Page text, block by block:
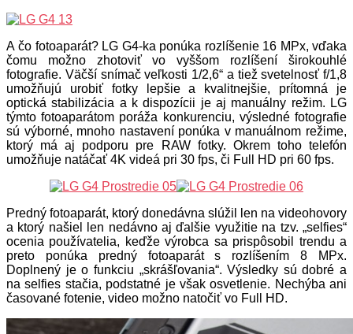
A čo fotoaparát? LG G4-ka ponúka rozlíšenie 16 MPx, vďaka
čomu možno zhotoviť vo vyššom rozlíšení širokouhlé
fotografie. Väčší snímač veľkosti 1/2,6“ a tiež svetelnosť f/1,8
umožňujú urobiť fotky lepšie a kvalitnejšie, prítomná je
optická stabilizácia a k dispozícii je aj manuálny režim. LG
týmto fotoaparátom poráža konkurenciu, výsledné fotografie
sú výborné, mnoho nastavení ponúka v manuálnom režime,
ktorý má aj podporu pre RAW fotky. Okrem toho telefón
umožňuje natáčať 4K videá pri 30 fps, či Full HD pri 60 fps.
Predný fotoaparát, ktorý donedávna slúžil len na videohovory
a ktorý našiel len nedávno aj ďalšie využitie na tzv. „selfies“
ocenia používatelia, keďže výrobca sa prispôsobil trendu a
preto ponúka predný fotoaparát s rozlíšením 8 MPx.
Doplnený je o funkciu „skrášľovania“. Výsledky sú dobré a
na selfies stačia, podstatné je však osvetlenie. Nechýba ani
časované fotenie, video možno natočiť vo Full HD.